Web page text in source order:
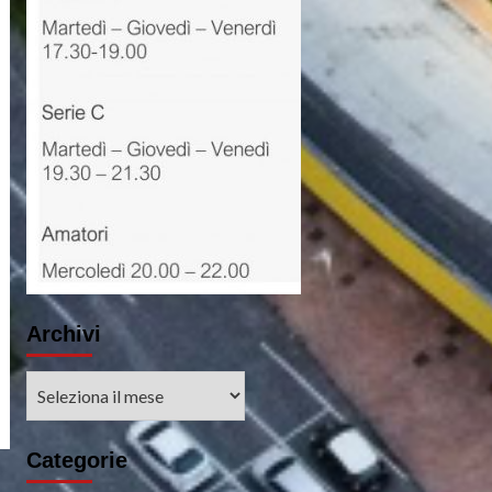
si
Archivi
Categorie